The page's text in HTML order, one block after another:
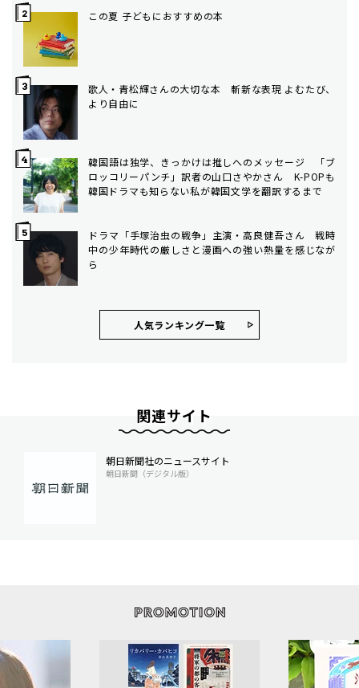
この夏 子どもにおすすめの本
歌人・青松輝さんの大切な本 斬新な表現 よむたび、
より自由に
韓国語は独学、きっかけは推しへのメッセージ 「ブ
ロッコリーパンチ」訳者の山口さやかさん K-POPも
韓国ドラマも知らない私が韓国文学を翻訳するまで
ドラマ「手塚治虫の戦争」主演・高良健吾さん 戦時
中の少年時代の厳しさと漫画への強い熱量を感じなが
ら
人気ランキング⼀覧
関連サイト
朝日新聞社のニュースサイト
朝日新聞（デジタル版）